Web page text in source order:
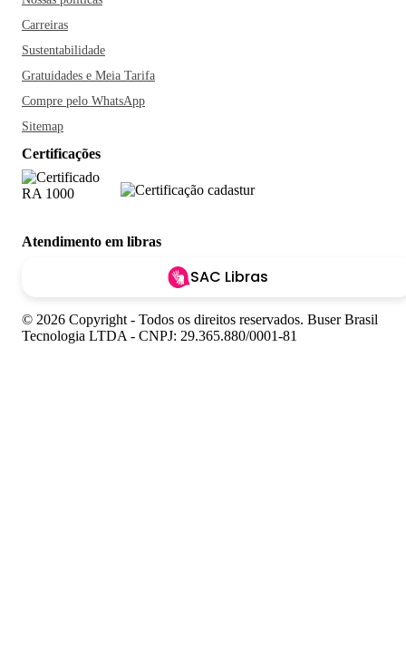
Carreiras
Sustentabilidade
Gratuidades e Meia Tarifa
Compre pelo WhatsApp
Sitemap
Certificações
Atendimento em libras
SAC Libras
© 2026 Copyright - Todos os direitos reservados. Buser Brasil
Tecnologia LTDA - CNPJ: 29.365.880/0001-81